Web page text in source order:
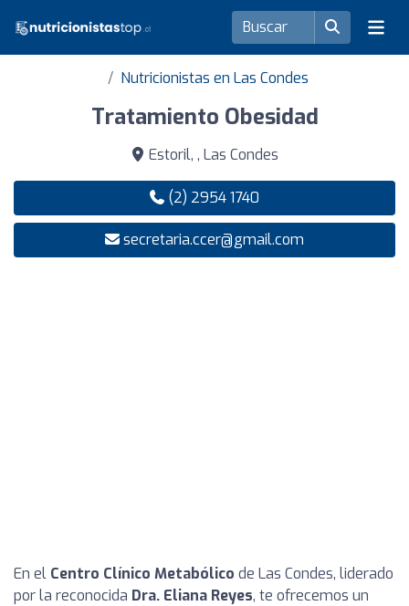
Nutricionistas en Las Condes
Tratamiento Obesidad
Estoril, , Las Condes
(2) 2954 1740
secretaria.ccer@gmail.com
En el Centro Clínico Metabólico de Las Condes, liderado
por la reconocida Dra. Eliana Reyes, te ofrecemos un